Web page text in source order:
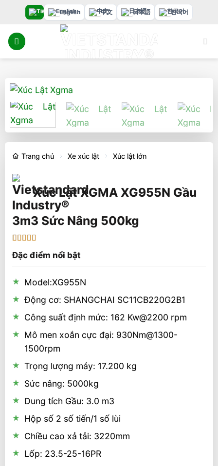
nội
dung
English 中文 日本語 한국어
Trang chủ Xe xúc lật Xúc lật lớn
Xúc Lật XGMA XG955N Gầu
3m3 Sức Nâng 500kg
trên 5 dựa
trênđánh
giá
Đặc điểm nổi bật
Model:XG955N
Động cơ: SHANGCHAI SC11CB220G2B1
Công suất định mức: 162 Kw@2200 rpm
Mô men xoắn cực đại: 930Nm@1300-
1500rpm
Trọng lượng máy: 17.200 kg
Sức nâng: 5000kg
Dung tích Gầu: 3.0 m3
Hộp số 2 số tiến/1 số lùi
Chiều cao xả tải: 3220mm
Lốp: 23.5-25-16PR